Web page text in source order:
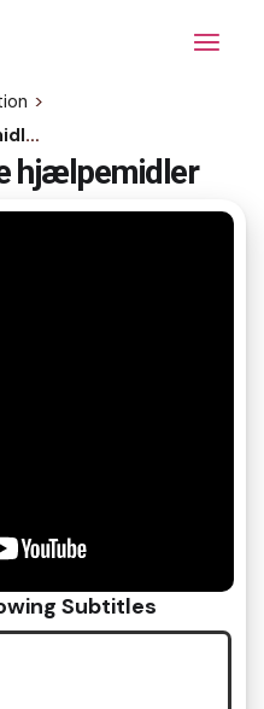
>
Kursus 8 - Tekniske hjælpemidler
hjælpemidler
Subtitles